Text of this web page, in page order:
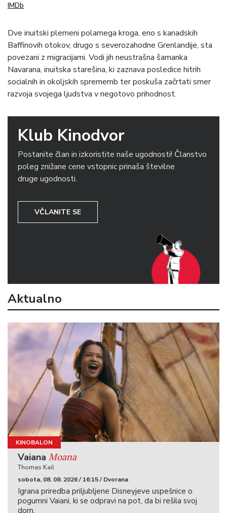
IMDb
Dve inuitski plemeni polarnega kroga, eno s kanadskih
Baffinovih otokov, drugo s severozahodne Grenlandije, sta
povezani z migracijami. Vodi jih neustrašna šamanka
Navarana, inuitska starešina, ki zaznava posledice hitrih
socialnih in okoljskih sprememb ter poskuša začrtati smer
razvoja svojega ljudstva v negotovo prihodnost.
Klub Kinodvor
Postanite član in izkoristite naše ugodnosti! Članstvo
poleg znižane cene vstopnic prinaša številne
druge ugodnosti.
VČLANITE SE
Aktualno
KINOBALON
Vaiana Moana
Thomas Kail
sobota, 08. 08. 2026 / 16:15 / Dvorana
Igrana priredba priljubljene Disneyjeve uspešnice o
pogumni Vaiani, ki se odpravi na pot, da bi rešila svoj
dom.